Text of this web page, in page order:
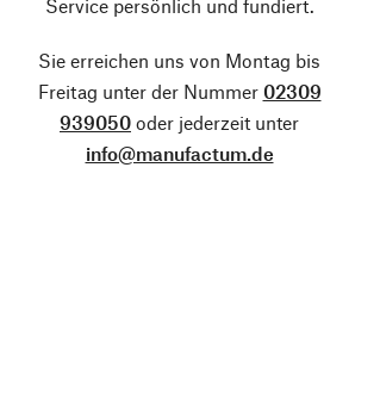
Service persönlich und fundiert.
Sie erreichen uns von Montag bis
Freitag unter der Nummer 02309
939050 oder jederzeit unter
info@manufactum.de